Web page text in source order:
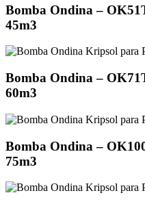
Bomba Ondina –
45m3
Bomba Ondina –
60m3
Bomba Ondina –
75m3